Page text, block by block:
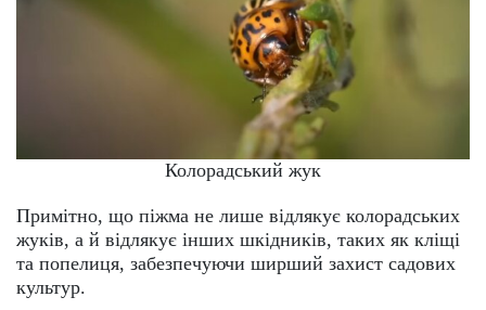
Колорадський жук
Примітно, що піжма не лише відлякує колорадських
жуків, а й відлякує інших шкідників, таких як кліщі
та попелиця, забезпечуючи ширший захист садових
культур.